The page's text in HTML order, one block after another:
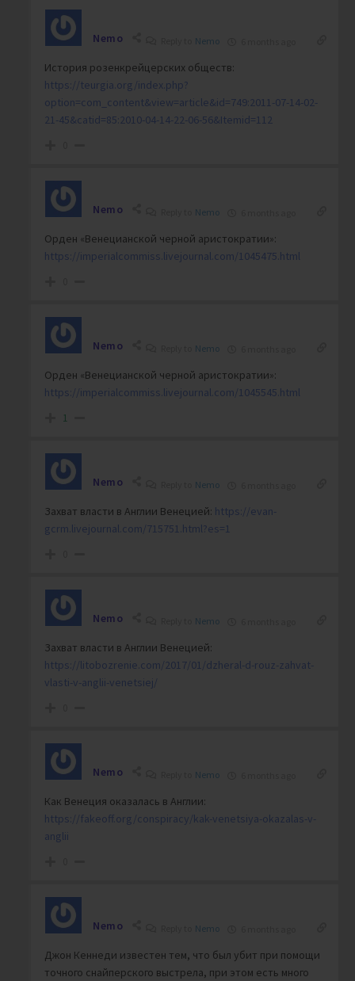
Nemo Nemo
История розенкрейцерских обществ:
https://teurgia.org/index.php?
option=com_content&view=article&id=749:2011-07-14-02-
21-45&catid=85:2010-04-14-22-06-56&Itemid=112
Nemo Nemo
Орден «Венецианской черной аристократии»:
https://imperialcommiss.livejournal.com/1045475.html
Nemo Nemo
Орден «Венецианской черной аристократии»:
https://imperialcommiss.livejournal.com/1045545.html
1
Nemo Nemo
Захват власти в Англии Венецией: https://evan-
gcrm.livejournal.com/715751.html?es=1
Nemo Nemo
Захват власти в Англии Венецией:
https://litobozrenie.com/2017/01/dzheral-d-rouz-zahvat-
vlasti-v-anglii-venetsiej/
Nemo Nemo
Как Венеция оказалась в Англии:
https://fakeoff.org/conspiracy/kak-venetsiya-okazalas-v-
anglii
Nemo Nemo
Джон Кеннеди известен тем, что был убит при помощи
точного снайперского выстрела, при этом есть много